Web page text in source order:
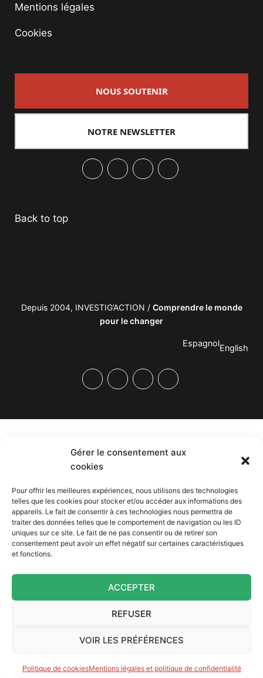
Gérer le consentement aux
cookies
Pour offrir les meilleures expériences, nous utilisons des technologies
telles que les cookies pour stocker et/ou accéder aux informations des
appareils. Le fait de consentir à ces technologies nous permettra de
traiter des données telles que le comportement de navigation ou les ID
uniques sur ce site. Le fait de ne pas consentir ou de retirer son
consentement peut avoir un effet négatif sur certaines caractéristiques
et fonctions.
ACCEPTER
REFUSER
VOIR LES PRÉFÉRENCES
Politique de cookiesMentions légales et politique de confidentialité
Mentions légales
Cookies
NOUS SOUTENIR
NOTRE NEWSLETTER
Back to top
Depuis 2004, INVESTIG’ACTION / Comprendre le monde
pour le changer
EspagnolEnglish